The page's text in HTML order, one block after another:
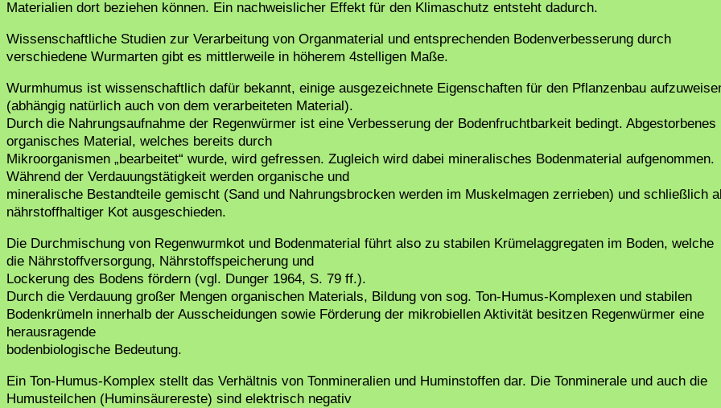
Materialien dort beziehen können. Ein nachweislicher Effekt für den Klimaschutz entsteht dadurch.
Wissenschaftliche Studien zur Verarbeitung von Organmaterial und entsprechenden Bodenverbesserung durch
verschiedene Wurmarten gibt es mittlerweile in höherem 4stelligen Maße.
Wurmhumus ist wissenschaftlich dafür bekannt, einige ausgezeichnete Eigenschaften für den Pflanzenbau
(abhängig natürlich auch von dem verarbeiteten Material).
Durch die Nahrungsaufnahme der Regenwürmer ist eine Verbesserung der Bodenfruchtbarkeit bedingt. Abgestorbenes
organisches Material, welches bereits durch
Mikroorganismen „bearbeitet“ wurde, wird gefressen. Zugleich wird dabei mineralisches Bodenmaterial aufgenommen.
Während der Verdauungstätigkeit werden organische und
mineralische Bestandteile gemischt (Sand und Nahrungsbrocken werden im Muskelmagen zerrieben) und schließlich
nährstoffhaltiger Kot ausgeschieden.
Die Durchmischung von Regenwurmkot und Bodenmaterial führt also zu stabilen Krümelaggregaten im Boden, welche
die Nährstoffversorgung, Nährstoffspeicherung und
Lockerung des Bodens fördern (vgl. Dunger 1964, S. 79 ff.).
Durch die Verdauung großer Mengen organischen Materials, Bildung von sog. Ton-Humus-Komplexen und stabilen
Bodenkrümeln innerhalb der Ausscheidungen sowie Förderung der mikrobiellen Aktivität besitzen Regenwürmer eine
herausragende
bodenbiologische Bedeutung.
Ein Ton-Humus-Komplex stellt das Verhältnis von Tonmineralien und Huminstoffen dar. Die Tonminerale und auch die
Humusteilchen (Huminsäurereste) sind elektrisch negativ